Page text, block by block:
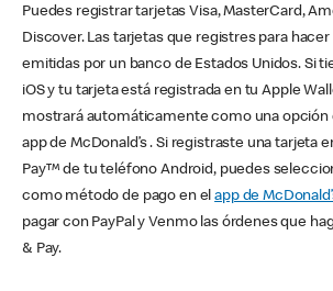
Puedes registrar tarjetas Visa, MasterCard,
Discover. Las tarjetas que registres para
emitidas por un banco de Estados Unidos. Si
iOS y tu tarjeta está registrada en tu Apple
mostrará automáticamente como una opción
app de McDonald’s . Si registraste una tarjeta
Pay™ de tu teléfono Android, puedes
como método de pago en elapp de
pagar con PayPal y Venmo las órdenes que
& Pay.